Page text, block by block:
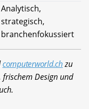
Analytisch,
strategisch,
branchenfokussiert
computerworld.chzu
Design und